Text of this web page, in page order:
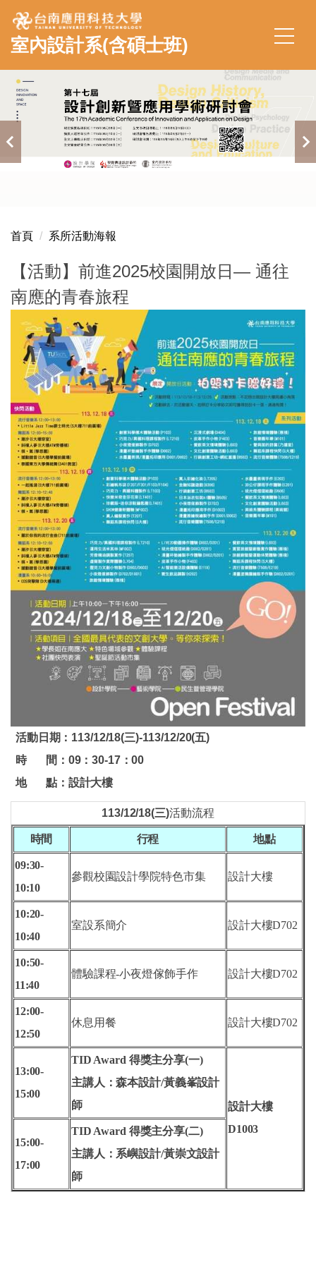
跳
到
主
內
容
區
室內設計系(含碩士班)
首頁 系所活動海報
【活動】前進2025校園開放日— 通往
南應的青春旅程
活動日期：113/12/18(三)-113/12/20(五)
時 間：09：30-17：00
地 點：設計大樓
113/12/18(三)活動流程
時間 行程 地點
09:30-
10:10
參觀校園設計學院特色市集 設計大樓
10:20-
10:40
室設系簡介 設計大樓D702
10:50-
11:40
體驗課程-小夜燈傢飾手作 設計大樓D702
12:00-
12:50
休息用餐 設計大樓D702
13:00-
15:00
TID Award 得獎主分享(一)
主講人：森本設計/黃義峯設計
師
設計大樓
D1003
15:00-
17:00
TID Award 得獎主分享(二)
主講人：系嶼設計/黃崇文設計
師